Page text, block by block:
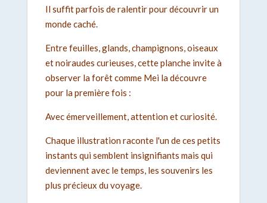
Il suffit parfois de ralentir pour découvrir un
monde caché.
Entre feuilles, glands, champignons, oiseaux
et noiraudes curieuses, cette planche invite à
observer la forêt comme Mei la découvre
pour la première fois :
Avec émerveillement, attention et curiosité.
Chaque illustration raconte l'un de ces petits
instants qui semblent insignifiants mais qui
deviennent avec le temps, les souvenirs les
plus précieux du voyage.